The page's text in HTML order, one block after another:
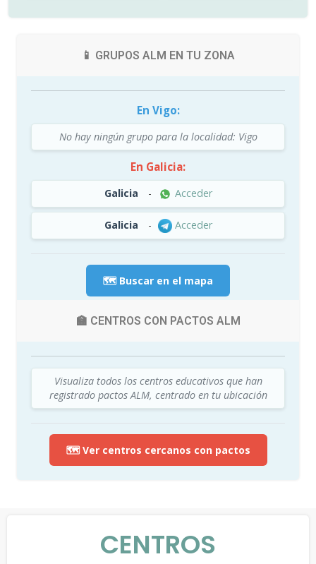
📱 GRUPOS ALM EN TU ZONA
En Vigo:
No hay ningún grupo para la localidad: Vigo
En Galicia:
Galicia - Acceder
Galicia - Acceder
🗺️ Buscar en el mapa
🏫 CENTROS CON PACTOS ALM
Visualiza todos los centros educativos que han
registrado pactos ALM, centrado en tu ubicación
🗺️ Ver centros cercanos con pactos
CENTROS